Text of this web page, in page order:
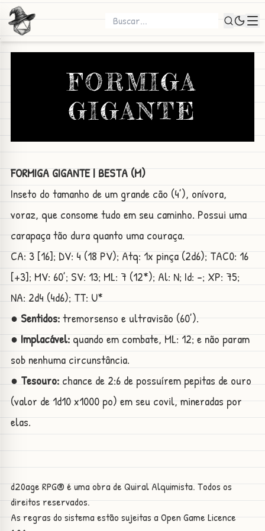
FORMIGA
GIGANTE
FORMIGA GIGANTE | BESTA (M)
Inseto do tamanho de um grande cão (4’), onívora,
voraz, que consome tudo em seu caminho. Possui uma
carapaça tão dura quanto uma couraça.
CA: 3 [16]; DV: 4 (18 PV); Atq: 1x pinça (2d6); TAC0: 16
[+3]; MV: 60’; SV: 13; ML: 7 (12*); Al: N; Id: -; XP: 75;
NA: 2d4 (4d6); TT: U*
● Sentidos:tremorsenso e ultravisão (60’).
● Implacável:quando em combate, ML: 12; e não param
sob nenhuma circunstância.
● Tesouro:chance de 2:6 de possuírem pepitas de ouro
(valor de 1d10 x1000 po) em seu covil, mineradas por
elas.
d20age RPG® é uma obra de Quiral Alquimista. Todos os
direitos reservados.
As regras do sistema estão sujeitas aOpen Game Licence